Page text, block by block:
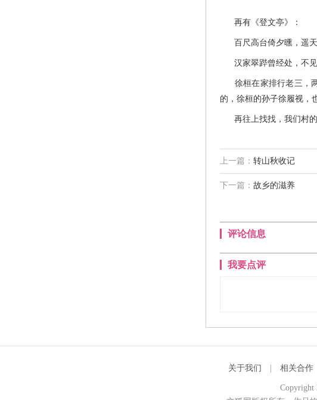
再有《登文亭》：
百尺高台倚夕曛，遥天
汉家翠跸曾经处，不见
徐桓在家排行老三，两
的，徐桓的孙子徐履视，
再往上找找，我们村的
上一篇： 转山秋收记
下一篇： 故乡的滋养
评论信息
我要点评
关于我们 相关合作
Copyright